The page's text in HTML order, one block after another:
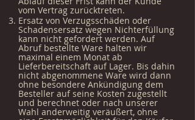
vom Vertrag zurücktreten.
Ersatz von Verzugsschäden oder
Schadensersatz wegen Nichterfüllung
kann nicht gefordert werden. Auf
Abruf bestellte Ware halten wir
maximal einem Monat ab
Lieferbereitschaft auf Lager. Bis dahin
nicht abgenommene Ware wird dann
ohne besondere Ankündigung dem
Besteller auf seine Kosten zugestellt
und berechnet oder nach unserer
Wahl anderweitig veräußert, ohne